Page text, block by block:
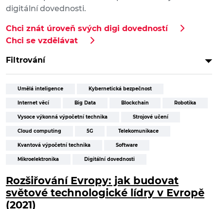
digitální dovednosti.
Chci znát úroveň svých digi dovedností
Chci se vzdělávat
Filtrování
Umělá inteligence Kybernetická bezpečnost
Internet věcí Big Data Blockchain Robotika
Vysoce výkonná výpočetní technika Strojové učení
Cloud computing 5G Telekomunikace
Kvantová výpočetní technika Software
Mikroelektronika Digitální dovednosti
Rozšiřování Evropy: jak budovat
světové technologické lídry v Evropě
(2021)